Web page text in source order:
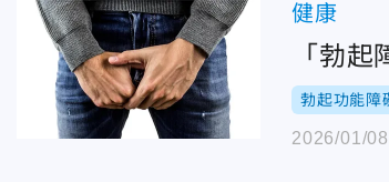
健康
「勃
勃起功能障
2026/01/